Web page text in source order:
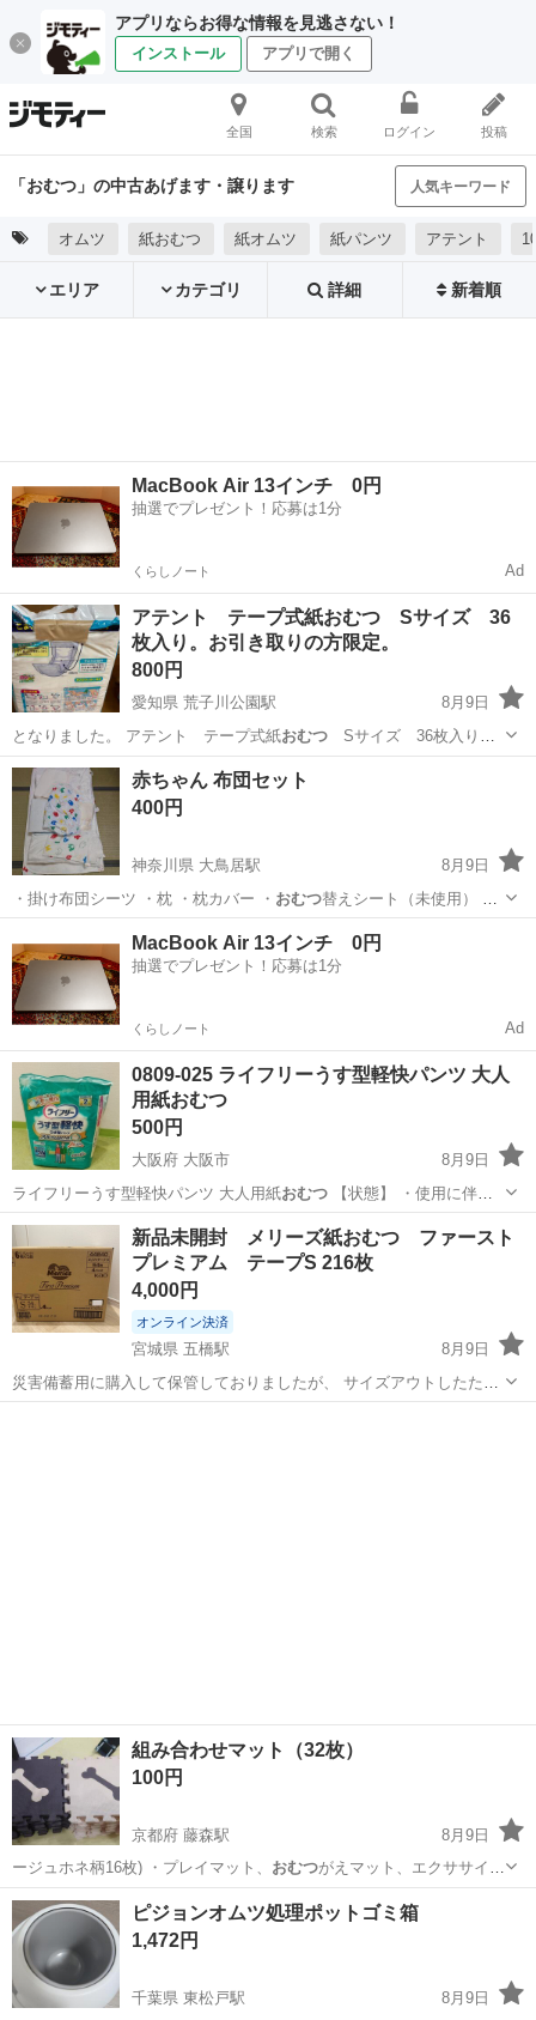
アプリならお得な情報を見逃さない！
インストール アプリで開く
全国 検索 ログイン 投稿
「おむつ」の中古あげます・譲ります 人気キーワード
オムツ 紙おむつ 紙オムツ 紙パンツ アテント
エリア カテゴリ 詳細 新着順
MacBook Air 13インチ 0円
抽選でプレゼント！応募は1分
くらしノート Ad
アテント テープ式紙おむつ Sサイズ 36
枚入り。お引き取りの方限定。
800円
愛知県 荒子川公園駅
8月9日
となりました。 アテント テープ式紙おむつSサイズ 36枚入りで
す。 介護用…
愛知 名古屋市 荒子川公園駅 その他
赤ちゃん 布団セット
400円
神奈川県 大鳥居駅
8月9日
・掛け布団シーツ ・枕 ・枕カバー ・ おむつ替えシート（未使用） ・
洗濯ネット（未…
ベビー用品
MacBook Air 13インチ 0円
抽選でプレゼント！応募は1分
くらしノート Ad
0809-025 ライフリーうす型軽快パンツ 大人
用紙おむつ
500円
大阪府 大阪市
8月9日
ライフリーうす型軽快パンツ 大人用紙おむつ【状態】 ・使用に伴う
多…
大阪 大阪市 家庭用品 大人用
新品未開封 メリーズ紙おむつ ファースト
プレミアム テープS 216枚
4,000円
オンライン決済
宮城県 五橋駅
8月9日
災害備蓄用に購入して保管しておりましたが、 サイズアウトしたため
出品いたします。 テープSサイズ54枚入り×4パック 自宅保管にご理解
組み合わせマット（32枚）
100円
京都府 藤森駅
8月9日
ージュホネ柄16枚) ・プレイマット、 おむつがえマット、エクササイズ
マットと用途に…
京都 京都市 カーペット/マット/ラグ
ピジョンオムツ処理ポットゴミ箱
1,472円
千葉県 東松戸駅
8月9日